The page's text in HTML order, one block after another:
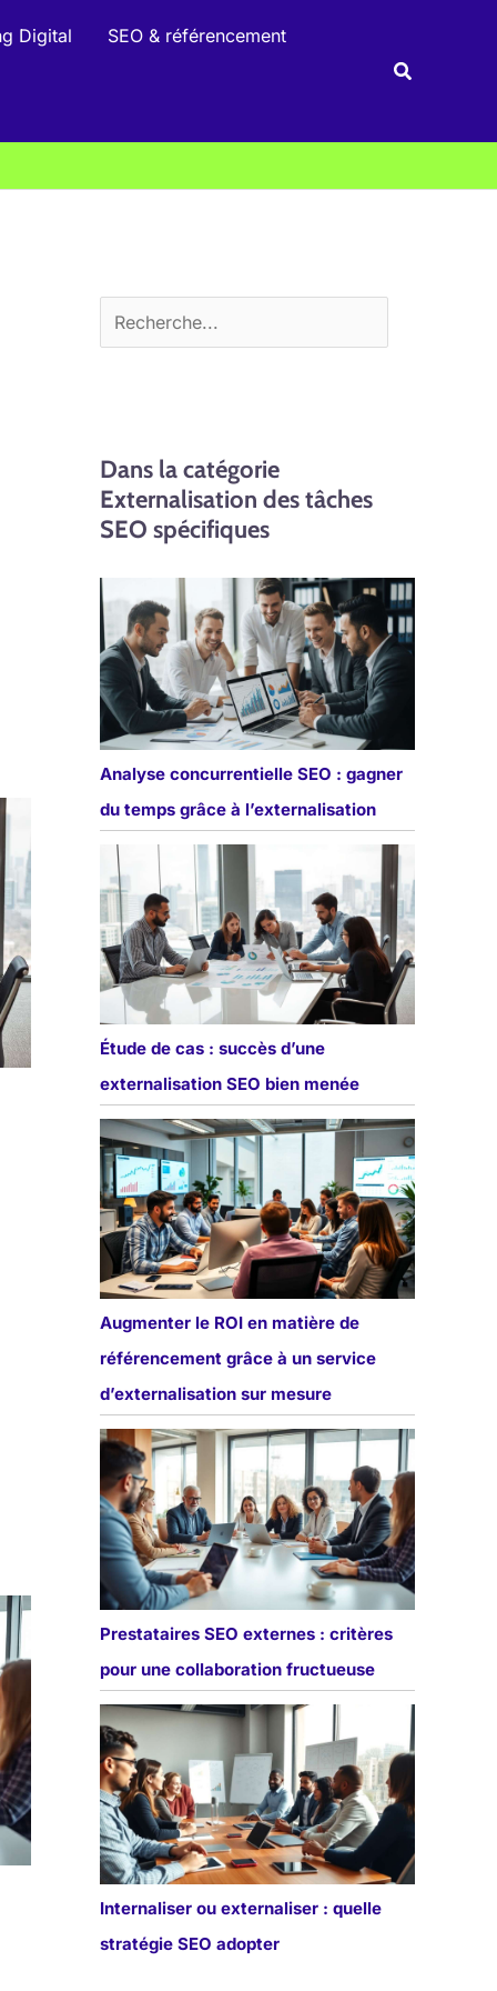
Digital SEO & référencement
r
e
Dans la catégorie
Externalisation des tâches
SEO spécifiques
Analyse concurrentielle SEO : gagner
du temps grâce à l’externalisation
Étude de cas : succès d’une
externalisation SEO bien menée
Augmenter le ROI en matière de
référencement grâce à un service
d’externalisation sur mesure
Prestataires SEO externes : critères
pour une collaboration fructueuse
Internaliser ou externaliser : quelle
stratégie SEO adopter